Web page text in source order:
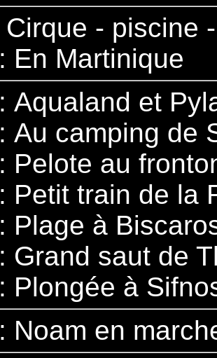
Cirque - piscine
: En Martinique
: Aqualand et
: Au camping de
: Pelote au
: Petit train de la
: Plage à
: Grand saut de
: Plongée à
: Noam en